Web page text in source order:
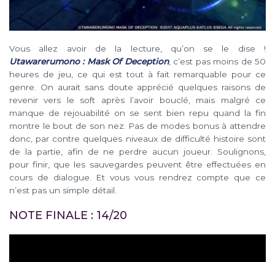
Vous allez avoir de la lecture, qu’on se le dise !
Utawarerumono : Mask Of Deception, c’est pas moins de 50
heures de jeu, ce qui est tout à fait remarquable pour ce
genre. On aurait sans doute apprécié quelques raisons de
revenir vers le soft après l’avoir bouclé, mais malgré ce
manque de rejouabilité on se sent bien repu quand la fin
montre le bout de son nez. Pas de modes bonus à attendre
donc, par contre quelques niveaux de difficulté histoire sont
de la partie, afin de ne perdre aucun joueur. Soulignons,
pour finir, que les sauvegardes peuvent être effectuées en
cours de dialogue. Et vous vous rendrez compte que ce
n’est pas un simple détail.
NOTE FINALE : 14/20